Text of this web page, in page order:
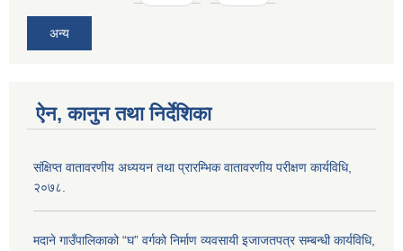
अन्य
ऐन, कानुन तथा निर्देशिका
संक्षिप्त वातावरणीय अध्ययन तथा प्रारम्भिक वातावरणीय परीक्षण कार्यविधि,
२०७८.
मदाने गाउँपालिकाको “घ” वर्गको निर्माण व्यवसायी इजाजतपत्र सम्बन्धी कार्यविधि,